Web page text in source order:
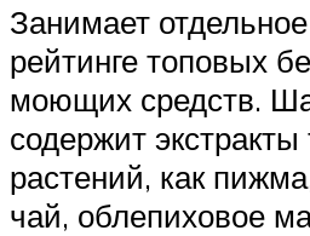
Занимает
рейтинге топовых
моющих средств.
содержит экстракты
растений, как
чай, облепиховое